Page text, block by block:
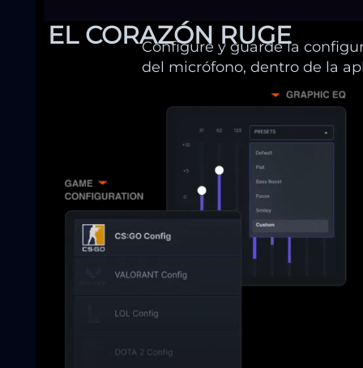
EL CORAZÓN RUGE
Configure y guarde la
del micrófono, dentro de la